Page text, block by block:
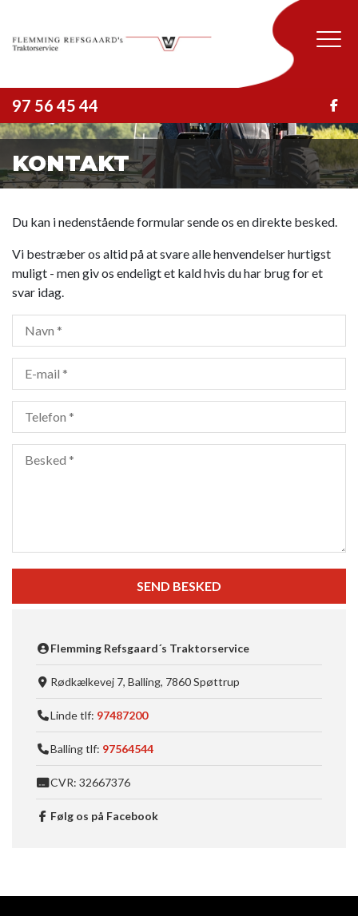
main
97 56 45 44
KONTAKT
Du kan i nedenstående formular sende os en direkte besked.
Vi bestræber os altid på at svare alle henvendelser hurtigst
muligt - men giv os endeligt et kald hvis du har brug for et
svar idag.
Flemming Refsgaard´s Traktorservice
Rødkælkevej 7, Balling, 7860 Spøttrup
Linde tlf: 97487200
Balling tlf: 97564544
CVR: 32667376
Følg os på Facebook